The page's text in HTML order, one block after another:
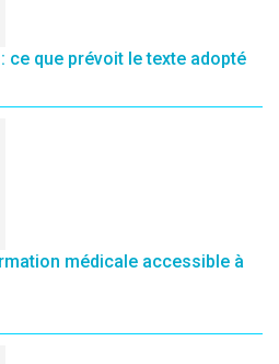
ce que prévoit le texte adopté
médicale accessible à